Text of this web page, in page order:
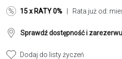
15 x RATY 0% | Rata już od:
Sprawdź dostępność i
Dodaj do listy życzeń